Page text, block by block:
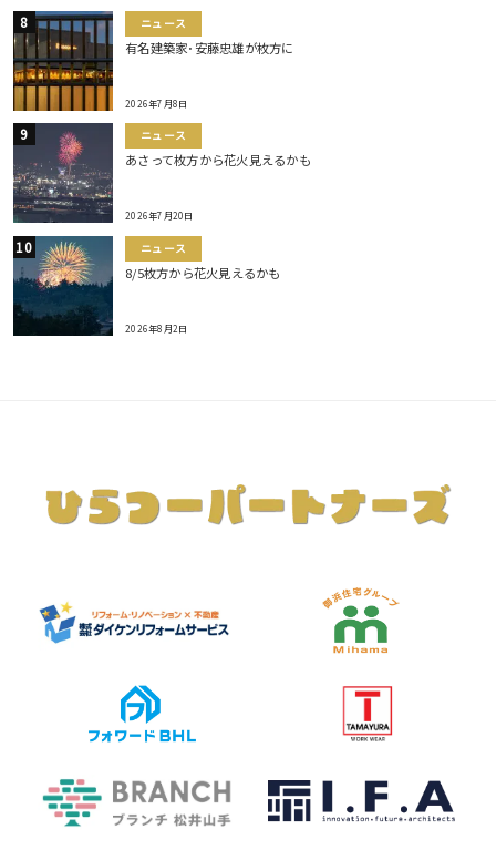
ニュース
有名建築家･安藤忠雄が枚方に
2026年7月8日
ニュース
あさって枚方から花火見えるかも
2026年7月20日
ニュース
8/5枚方から花火見えるかも
2026年8月2日